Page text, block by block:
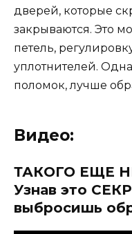
дверей, которые
закрываются. Это
петель,
уплотнителей.
поломок, лучше
Видео:
ТАКОГО ЕЩЕ
Узнав это
выбросишь